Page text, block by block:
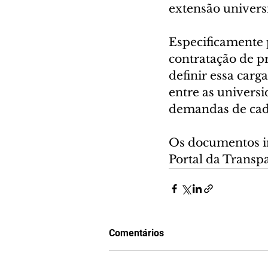
extensão
Especificamente
contratação de
definir essa
entre as
demandas de
Os documentos
Portal da
Comentários